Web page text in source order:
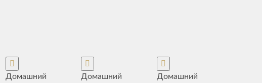
Домашний
Домашний
Домашний